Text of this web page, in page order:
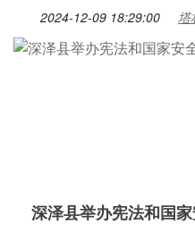
2024-12-09 18:29:00 塔
深泽县举办宪法和国